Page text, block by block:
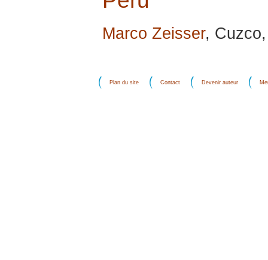
Marco Zeisser,
Plan du site Contact Devenir auteur